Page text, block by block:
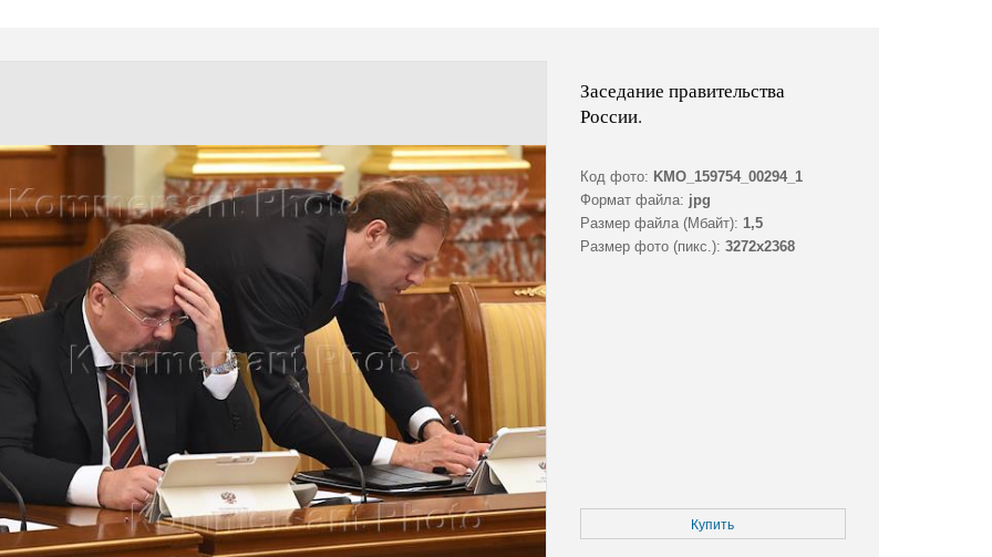
Заседание правительства
России.
Код фото: KMO_159754_00294_1
Формат файла: jpg
Размер файла (Мбайт): 1,5
Размер фото (пикс.): 3272x2368
Купить